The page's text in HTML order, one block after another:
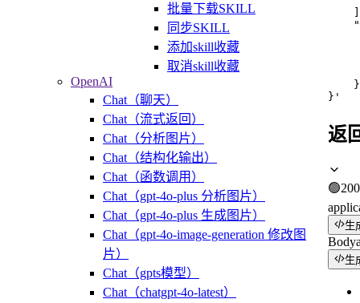
批量下载SKILL
同步SKILL
添加skill收藏
取消skill收藏
OpenAI
Chat（聊天）
Chat（流式返回）
Chat（分析图片）
Chat（结构化输出）
Chat（函数调用）
Chat（gpt-4o-plus 分析图片）
Chat（gpt-4o-plus 生成图片）
Chat（gpt-4o-image-generation 修改图
片）
Chat（gpts模型）
Chat（chatgpt-4o-latest）
    }
}'
返
🟢200
生
Body
生